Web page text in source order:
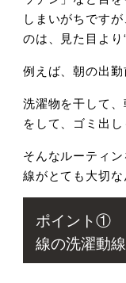
しまいがちです
のは、見た目より
例えば、朝の出勤
洗濯物を干して
をして、ゴミ出し
そんなルーティ
線がとても大切な
ポイント① “
線の洗濯動線